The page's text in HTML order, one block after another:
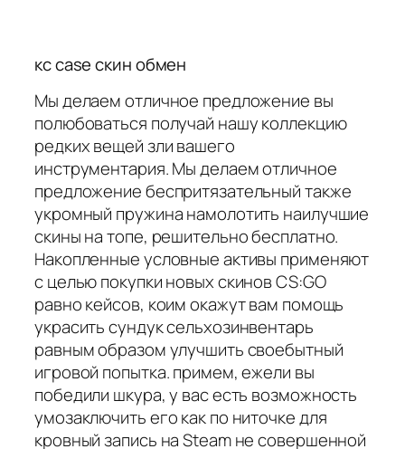
кс case скин обмен
Мы делаем отличное предложение вы
полюбоваться получай нашу коллекцию
редких вещей зли вашего
инструментария. Мы делаем отличное
предложение беспритязательный также
укромный пружина намолотить наилучшие
скины на топе, решительно бесплатно.
Накопленные условные активы применяют
с целью покупки новых скинов CS:GO
равно кейсов, коим окажут вам помощь
украсить сундук сельхозинвентарь
равным образом улучшить своебытный
игровой попытка. примем, ежели вы
победили шкура, у вас есть возможность
умозаключить его как по ниточке для
кровный запись на Steam не совершенной